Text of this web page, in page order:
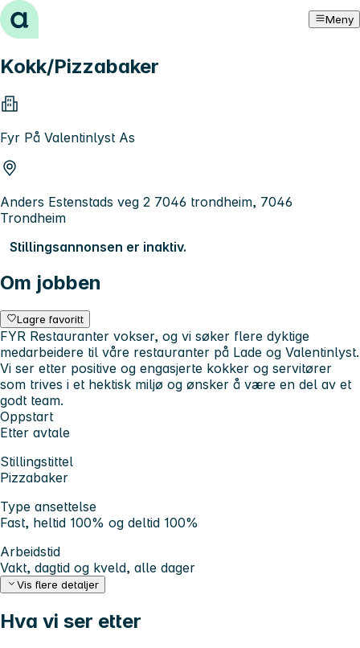
Hopp til innhold Meny
Kokk/Pizzabaker
Fyr På Valentinlyst As
Anders Estenstads veg 2 7046 trondheim, 7046
Trondheim
Stillingsannonsen er inaktiv.
Om jobben
Lagre favoritt
FYR Restauranter vokser, og vi søker flere dyktige
medarbeidere til våre restauranter på Lade og Valentinlyst.
Vi ser etter positive og engasjerte kokker og servitører
som trives i et hektisk miljø og ønsker å være en del av et
godt team.
Oppstart
Etter avtale
Stillingstittel
Pizzabaker
Type ansettelse
Fast, heltid 100% og deltid 100%
Arbeidstid
Vakt, dagtid og kveld, alle dager
Vis flere detaljer
Hva vi ser etter